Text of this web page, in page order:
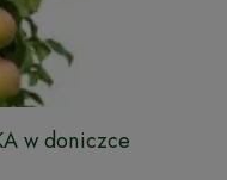
w doniczce